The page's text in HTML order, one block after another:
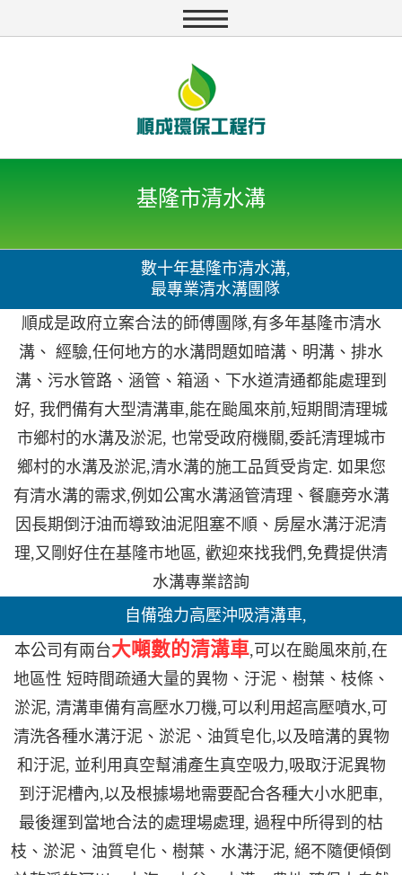
基隆市清水溝
數十年基隆市清水溝,
最專業清水溝團隊
順成是政府立案合法的師傅團隊,有多年基隆市清水
溝、 經驗,任何地方的水溝問題如暗溝、明溝、排水
溝、污水管路、涵管、箱涵、下水道清通都能處理到
好, 我們備有大型清溝車,能在颱風來前,短期間清理城
市鄉村的水溝及淤泥, 也常受政府機關,委託清理城市
鄉村的水溝及淤泥,清水溝的施工品質受肯定. 如果您
有清水溝的需求,例如公寓水溝涵管清理、餐廳旁水溝
因長期倒汙油而導致油泥阻塞不順、房屋水溝汙泥清
理,又剛好住在基隆市地區, 歡迎來找我們,免費提供清
水溝專業諮詢
自備強力高壓沖吸清溝車,
本公司有兩台大噸數的清溝車,可以在颱風來前,在
地區性 短時間疏通大量的異物、汙泥、樹葉、枝條、
淤泥, 清溝車備有高壓水刀機,可以利用超高壓噴水,可
清洗各種水溝汙泥、淤泥、油質皂化,以及暗溝的異物
和汙泥, 並利用真空幫浦產生真空吸力,吸取汙泥異物
到汙泥槽內,以及根據場地需要配合各種大小水肥車,
最後運到當地合法的處理場處理, 過程中所得到的枯
枝、淤泥、油質皂化、樹葉、水溝汙泥, 絕不隨便傾倒